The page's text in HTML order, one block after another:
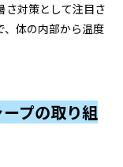
さ対策として注目さ
、体の内部から温度
プの取り組